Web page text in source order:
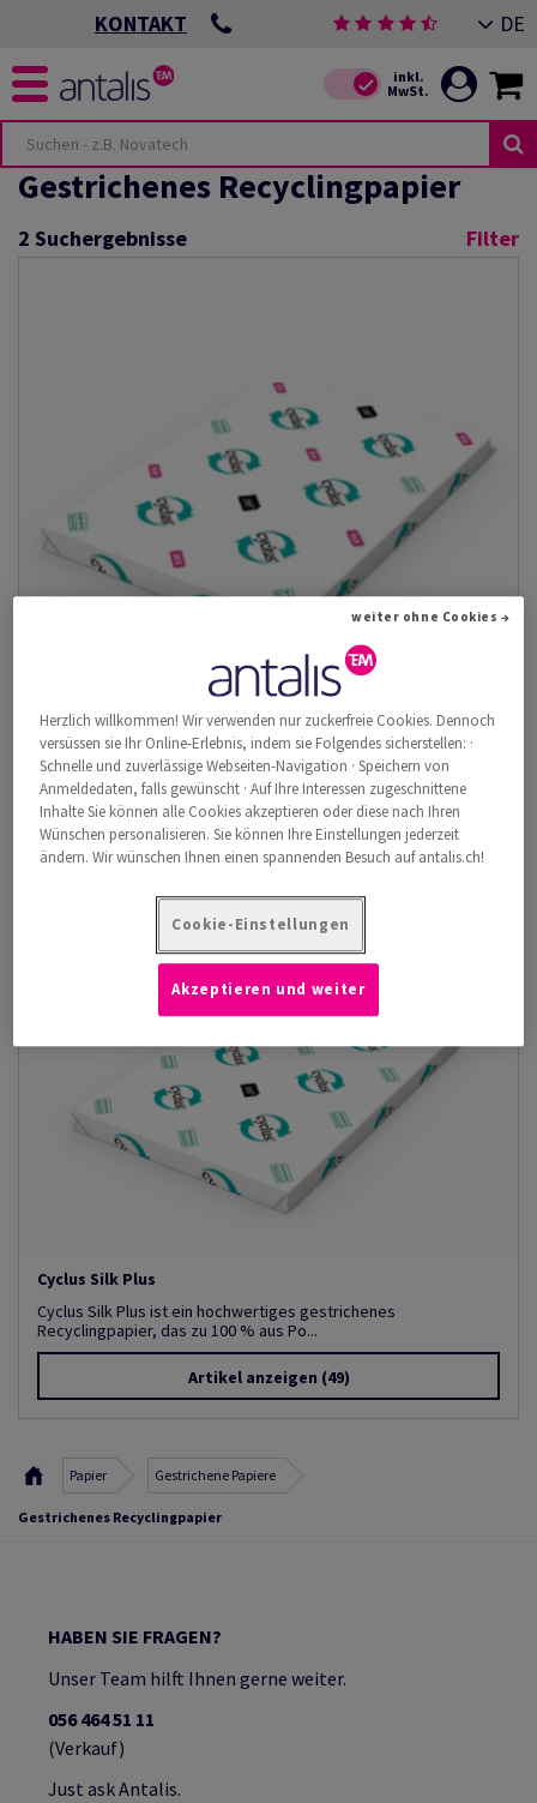
KONTAKT DE
Gestrichenes Recyclingpapier
2 Suchergebnisse Filter
Cyclus Silk
Das gestrichene Papier Cyclus Silk ist die perfekte Lösung für
alle Ihre Anwendungen, v...
Cyclus Silk Plus
Cyclus Silk Plus ist ein hochwertiges gestrichenes
Recyclingpapier, das zu 100 % aus Po...
Artikel anzeigen (49)
Papier Gestrichene Papiere
Gestrichenes Recyclingpapier
HABEN SIE FRAGEN?
Unser Team hilft Ihnen gerne weiter.
056 464 51 11
(Verkauf)
Just ask Antalis.
Herzlich willkommen! Wir verwenden nur zuckerfreie Cookies. Dennoch
versüssen sie Ihr Online-Erlebnis, indem sie Folgendes sicherstellen: ·
Schnelle und zuverlässige Webseiten-Navigation · Speichern von
Anmeldedaten, falls gewünscht · Auf Ihre Interessen zugeschnittene
Inhalte Sie können alle Cookies akzeptieren oder diese nach Ihren
Wünschen personalisieren. Sie können Ihre Einstellungen jederzeit
ändern. Wir wünschen Ihnen einen spannenden Besuch auf antalis.ch!
Cookie-Einstellungen
weiter ohne Cookies →
Akzeptieren und weiter